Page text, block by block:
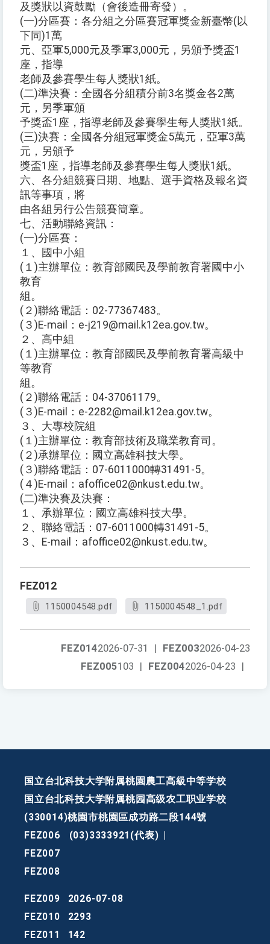
及獎狀以資鼓勵（會後造冊寄發）。
(一)分區賽：各分組之分區賽冠軍獎金新臺幣(以
下同)1萬
元、亞軍5,000元及季軍3,000元，另頒予獎盃1
座，指導
老師及參賽學生每人獎狀1紙。
(二)準決賽：全國各分組積分前3名獎金各2萬
元，另季軍頒
予獎盃1座，指導老師及參賽學生每人獎狀1紙。
(三)決賽：全國各分組冠軍獎金5萬元，亞軍3萬
元，另頒予
獎盃1座，指導老師及參賽學生每人獎狀1紙。
六、各分組競賽日期、地點、選手資格及報名資
訊等事項，將
由各組另行公告競賽簡章。
七、活動聯絡資訊：
(一)分區賽：
１、國中小組
(１)主辦單位：教育部國民及學前教育署國中小
教育
組。
(２)聯絡電話：02-77367483。
(３)E-mail：e-j219@mail.k12ea.gov.tw。
２、高中組
(１)主辦單位：教育部國民及學前教育署高級中
等教育
組。
(２)聯絡電話：04-37061179。
(３)E-mail：e-2282@mail.k12ea.gov.tw。
３、大專校院組
(１)主辦單位：教育部技術及職業教育司。
(２)承辦單位：國立高雄科技大學。
(３)聯絡電話：07-6011000轉31491-5。
(４)E-mail：afoffice02@nkust.edu.tw。
(二)準決賽及決賽：
１、承辦單位：國立高雄科技大學。
２、聯絡電話：07-6011000轉31491-5。
３、E-mail：afoffice02@nkust.edu.tw。
FEZ012
1150004548.pdf 1150004548_1.pdf
FEZ0032026-04-23
FEZ0142026-07-31
|
FEZ0042026-04-23 |
FEZ005103 |
国立台北科技大学附属桃園農工高級中等学校
国立台北科技大学附属桃园高级农工职业学校
(330014)桃園市桃園區成功路二段144號
FEZ006
(03)3333921(代表)
FEZ007
FEZ008
FEZ009
2026-07-08
FEZ010
2293
FEZ011
142